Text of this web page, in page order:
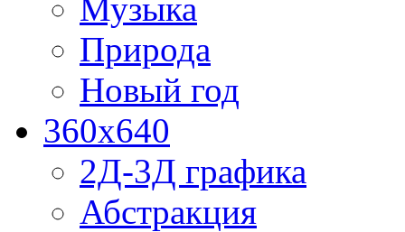
Музыка
Природа
Новый год
360x640
2Д-3Д графика
Абстракция